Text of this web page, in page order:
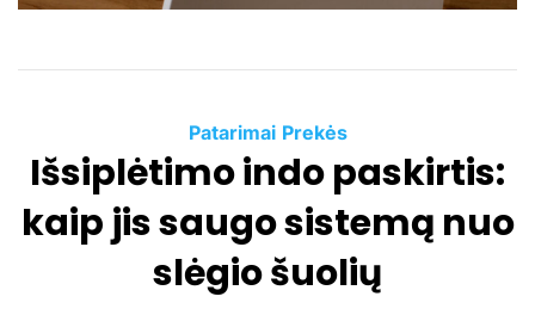
e
C
a
t
e
o
Patarimai Prekės
Išsiplėtimo indo paskirtis:
kaip jis saugo sistemą nuo
slėgio šuolių